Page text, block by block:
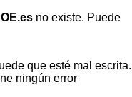
no existe. Puede
que esté mal escrita.
ningún error